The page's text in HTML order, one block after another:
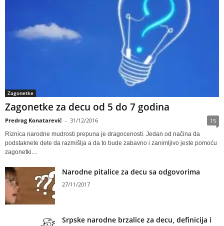
Zagonetke
Zagonetke za decu od 5 do 7 godina
Predrag Konatarević - 31/12/2016 15
Riznica narodne mudrosti prepuna je dragocenosti. Jedan od načina da
podstaknete dete da razmišlja a da to bude zabavno i zanimljivo jeste pomoću
zagonetki....
Narodne pitalice za decu sa odgovorima
27/11/2017
Srpske narodne brzalice za decu, definicija i